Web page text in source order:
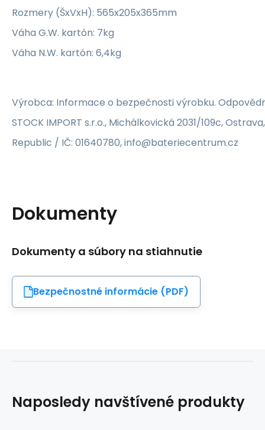
Rozmery (ŠxVxH): 565x205x365mm
Váha G.W. kartón: 7kg
Váha N.W. kartón: 6,4kg
Výrobca: Informace o bezpečnosti výrobku.
STOCK IMPORT s.r.o., Michálkovická 2031/109c,
Republic / IČ: 01640780, info@bateriecentrum.cz
Dokumenty
Dokumenty a súbory na stiahnutie
Bezpečnostné informácie (PDF)
Naposledy navštívené produkty